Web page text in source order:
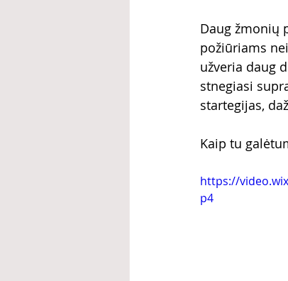
Daug žmonių
požiūriams
užveria daug
stnegiasi
startegijas,
Kaip tu
https://
p4